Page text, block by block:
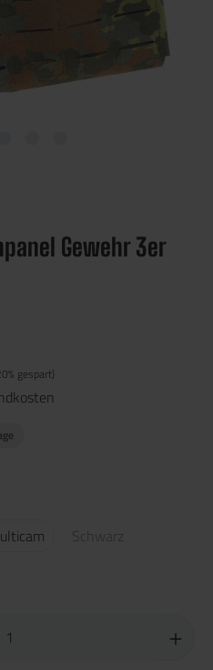
Gewehr 3er
gespart)
Schwarz